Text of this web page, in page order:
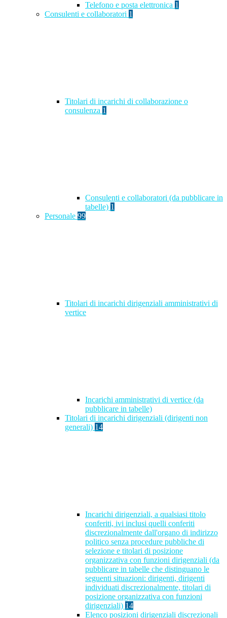
Telefono e posta elettronica 1
Consulenti e collaboratori 1
Titolari di incarichi di collaborazione o
consulenza 1
Consulenti e collaboratori (da pubblicare in
tabelle) 1
Personale 99
Titolari di incarichi dirigenziali amministrativi di
vertice
Incarichi amministrativi di vertice (da
pubblicare in tabelle)
Titolari di incarichi dirigenziali (dirigenti non
generali) 14
Incarichi dirigenziali, a qualsiasi titolo
conferiti, ivi inclusi quelli conferiti
discrezionalmente dall'organo di indirizzo
politico senza procedure pubbliche di
selezione e titolari di posizione
organizzativa con funzioni dirigenziali (da
pubblicare in tabelle che distinguano le
seguenti situazioni: dirigenti, dirigenti
individuati discrezionalmente, titolari di
posizione organizzativa con funzioni
dirigenziali) 14
Elenco posizioni dirigenziali discrezionali